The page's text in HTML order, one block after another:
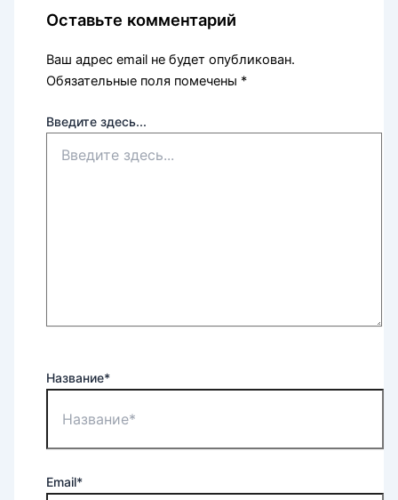
Оставьте комментарий
Ваш адрес email не будет опубликован.
Обязательные поля помечены *
Введите здесь...
Название*
Email*